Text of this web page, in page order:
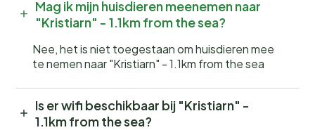
Mag ik mijn huisdieren meenemen naar
"Kristiarn" - 1.1km from the sea?
Nee, het is niet toegestaan om huisdieren mee
te nemen naar "Kristiarn" - 1.1km from the sea
Is er wifi beschikbaar bij "Kristiarn" -
1.1km from the sea?